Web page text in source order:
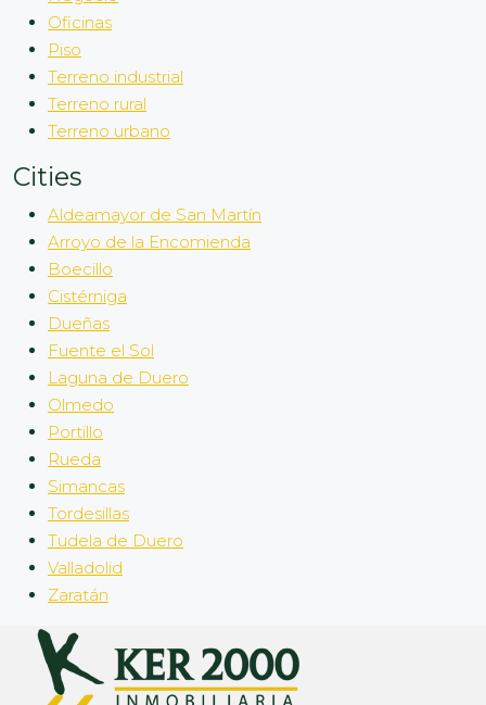
Oficinas
Piso
Terreno industrial
Terreno rural
Terreno urbano
Cities
Aldeamayor de San Martín
Arroyo de la Encomienda
Boecillo
Cistérniga
Dueñas
Fuente el Sol
Laguna de Duero
Olmedo
Portillo
Rueda
Simancas
Tordesillas
Tudela de Duero
Valladolid
Zaratán